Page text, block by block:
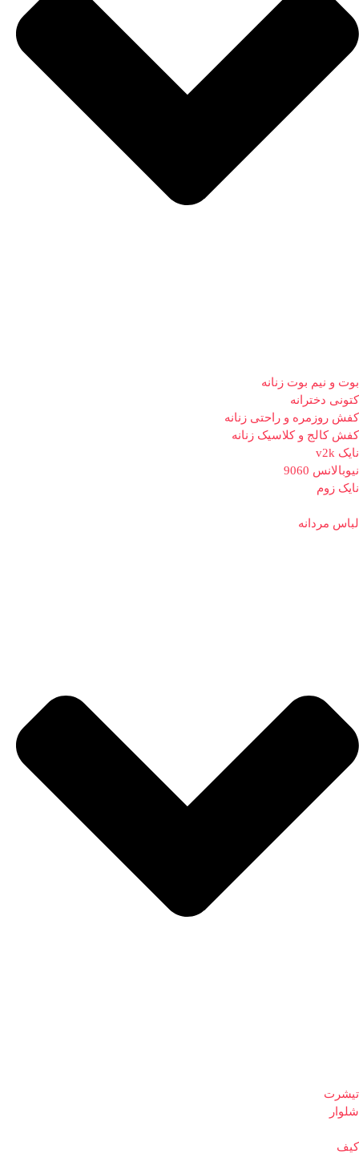
بوت و نیم بوت زنانه
کتونی دخترانه
کفش روزمره و راحتی زنانه
کفش کالج و کلاسیک زنانه
نایک v2k
نیوبالانس 9060
نایک زوم
لباس مردانه
تیشرت
شلوار
کیف